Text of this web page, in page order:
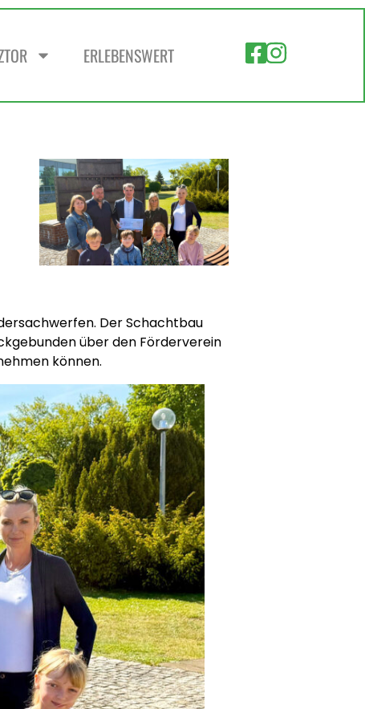
ERLEBENSWERT
Der Schachtbau
über den Förderverein
können.